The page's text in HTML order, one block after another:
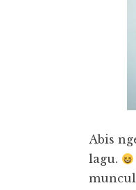
Abis
lagu.